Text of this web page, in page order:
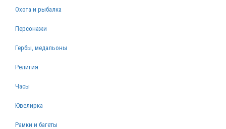
Охота и рыбалка
Персонажи
Гербы, медальоны
Религия
Часы
Ювелирка
Рамки и багеты